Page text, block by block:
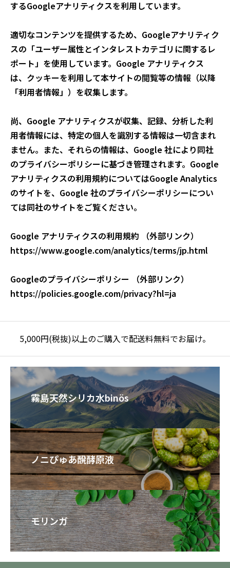
するGoogleアナリティクスを利用しています。
適切なコンテンツを提供するため、Googleアナリティク
スの「ユーザー属性とインタレストカテゴリに関するレ
ポート」を使用しています。Google アナリティクス
は、クッキーを利用して本サイトの閲覧等の情報（以降
「利用者情報」）を収集します。
尚、Google アナリティクスが収集、記録、分析した利
用者情報には、特定の個人を識別する情報は一切含まれ
ません。また、それらの情報は、Google 社により同社
のプライバシーポリシーに基づき管理されます。Google
アナリティクスの利用規約についてはGoogle Analytics
のサイトを、Google 社のプライバシーポリシーについ
ては同社のサイトをご覧ください。
Google アナリティクスの利用規約 （外部リンク）
https://www.google.com/analytics/terms/jp.html
Googleのプライバシーポリシー （外部リンク）
https://policies.google.com/privacy?hl=ja
5,000円(税抜)以上のご購入で配送料無料でお届け。
霧島天然シリカ水binös
ノニぴゅあ醗酵原液
モリンガ